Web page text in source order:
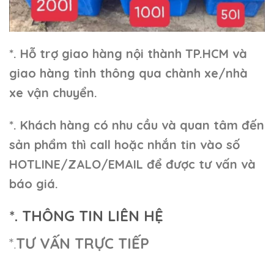
*. Hỗ trợ giao hàng nội thành TP.HCM và
giao hàng tỉnh thông qua chành xe/nhà
xe vận chuyển.
*. Khách hàng có nhu cầu và quan tâm đến
sản phẩm thì call hoặc nhắn tin vào số
HOTLINE/ZALO/EMAIL để được tư vấn và
báo giá.
*. THÔNG TIN LIÊN HỆ
*.TƯ VẤN TRỰC TIẾP